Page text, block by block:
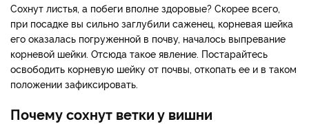
Сохнут листья, а побеги вполне здоровые? Скорее всего,
при посадке вы сильно заглубили саженец, корневая шейка
его оказалась погруженной в почву, началось выпревание
корневой шейки. Отсюда такое явление. Постарайтесь
освободить корневую шейку от почвы, откопать ее и в таком
положении зафиксировать.
Почему сохнут ветки у вишни